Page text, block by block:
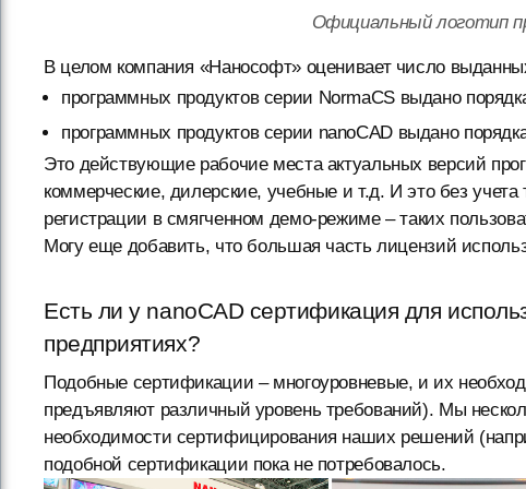
Официальный логотип
В целом компания «Нанософт» оценивает число
программных продуктов серии NormaCS выдано
программных продуктов серии nanoCAD выдано
Это действующие рабочие места актуальных версий
коммерческие, дилерские, учебные и т.д. И это без
регистрации в смягченном демо-режиме – таких
Могу еще добавить, что большая часть лицензий
Есть ли у nanoCAD сертификация для
предприятиях?
Подобные сертификации – многоуровневые, и их
предъявляют различный уровень требований). Мы
необходимости сертифицирования наших решений
подобной сертификации пока не потребовалось.